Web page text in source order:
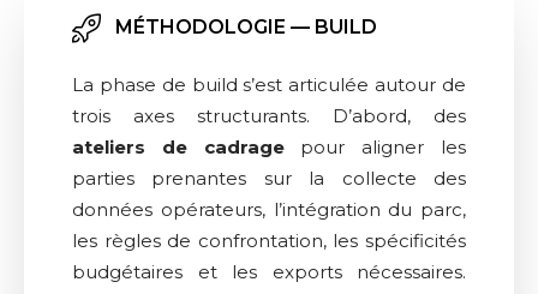
MÉTHODOLOGIE — BUILD
La phase de build s’est articulée autour de
trois axes structurants. D’abord, des
ateliers de cadragepour aligner les
parties prenantes sur la collecte des
données opérateurs, l’intégration du parc,
les règles de confrontation, les spécificités
budgétaires et les exports nécessaires.